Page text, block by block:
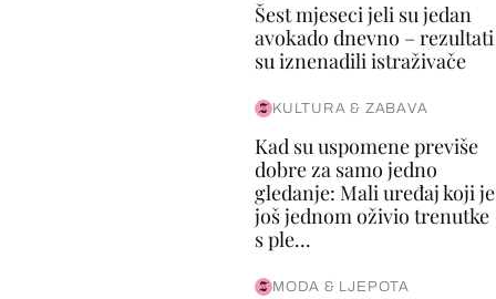
Šest mjeseci jeli su jedan
avokado dnevno – rezultati
su iznenadili istraživače
KULTURA & ZABAVA
Kad su uspomene previše
dobre za samo jedno
gledanje: Mali uređaj koji je
još jednom oživio trenutke
s ple...
MODA & LJEPOTA